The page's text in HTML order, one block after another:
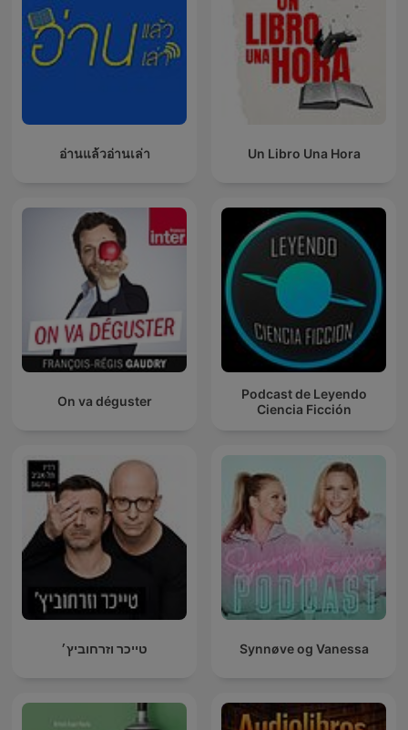
อ่านแล้วอ่านเล่า Un Libro Una Hora
On va déguster
Podcast de Leyendo
Ciencia Ficción
טייכר וזרחוביץ׳ Synnøve og Vanessa